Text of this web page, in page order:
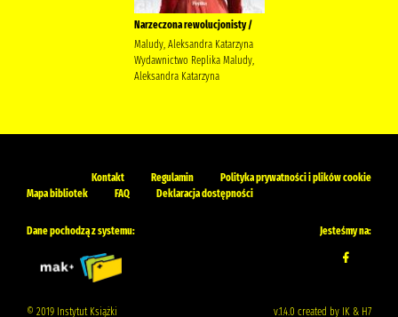
Narzeczona rewolucjonisty /
Maludy, Aleksandra Katarzyna
Wydawnictwo Replika Maludy,
Aleksandra Katarzyna
Kontakt Regulamin
Polityka prywatności i plików cookie
Mapa bibliotek
FAQ Deklaracja dostępności
Dane pochodzą z systemu: Jesteśmy na:
© 2019 Instytut Książki v.1.4.0 created by IK & H7